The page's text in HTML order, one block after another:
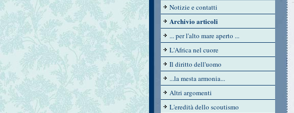
Notizie e contatti
Archivio articoli
... per l'alto mare aperto ...
L'Africa nel cuore
Il diritto dell'uomo
...la mesta armonia...
Altri argomenti
L'eredità dello scoutismo